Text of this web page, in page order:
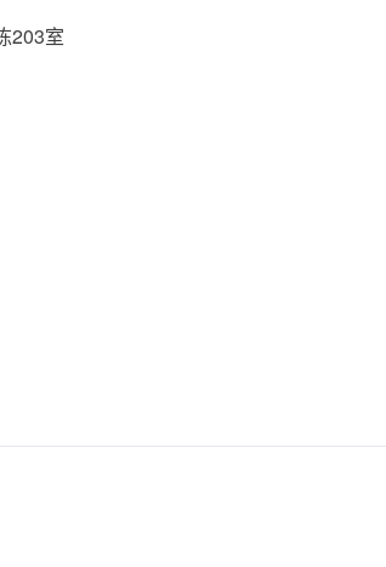
203室